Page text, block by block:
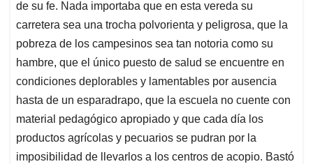
de su fe. Nada importaba que en esta vereda su
carretera sea una trocha polvorienta y peligrosa, que la
pobreza de los campesinos sea tan notoria como su
hambre, que el único puesto de salud se encuentre en
condiciones deplorables y lamentables por ausencia
hasta de un esparadrapo, que la escuela no cuente con
material pedagógico apropiado y que cada día los
productos agrícolas y pecuarios se pudran por la
imposibilidad de llevarlos a los centros de acopio. Bastó